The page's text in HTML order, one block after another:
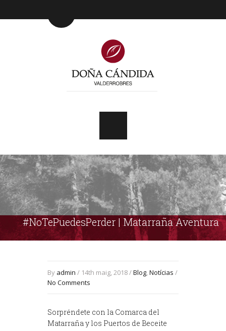
#NoTePuedesPerder | Matarraña Aventura
By admin / 14th maig, 2018 /Blog,Notícias /
No Comments
Sorpréndete con la Comarca del
Matarraña y los Puertos de Beceite